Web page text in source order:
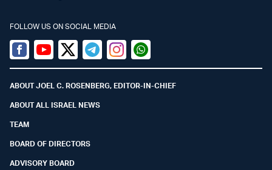
FOLLOW US ON SOCIAL MEDIA
Facebook
YoutubeTwitter (X)
TelegramInstagramWhatsapp
ABOUT JOEL C. ROSENBERG, EDITOR-IN-CHIEF
ABOUT ALL ISRAEL NEWS
TEAM
BOARD OF DIRECTORS
ADVISORY BOARD